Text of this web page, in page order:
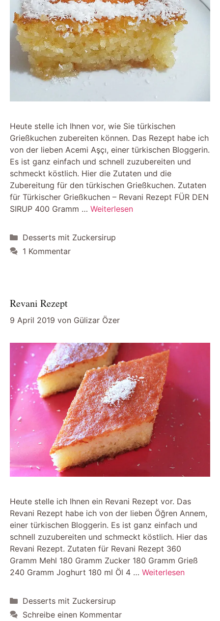
Heute stelle ich Ihnen vor, wie Sie türkischen
Grießkuchen zubereiten können. Das Rezept habe ich
von der lieben Acemi Aşçı, einer türkischen Bloggerin.
Es ist ganz einfach und schnell zuzubereiten und
schmeckt köstlich. Hier die Zutaten und die
Zubereitung für den türkischen Grießkuchen. Zutaten
für Türkischer Grießkuchen – Revani Rezept FÜR DEN
SIRUP 400 Gramm … Weiterlesen
Kategorien
Desserts mit Zuckersirup
1 Kommentar
Revani Rezept
9 April 2019 von Gülizar Özer
Heute stelle ich Ihnen ein Revani Rezept vor. Das
Revani Rezept habe ich von der lieben Öğren Annem,
einer türkischen Bloggerin. Es ist ganz einfach und
schnell zuzubereiten und schmeckt köstlich. Hier das
Revani Rezept. Zutaten für Revani Rezept 360
Gramm Mehl 180 Gramm Zucker 180 Gramm Grieß
240 Gramm Joghurt 180 ml Öl 4 … Weiterlesen
Kategorien
Desserts mit Zuckersirup
Schreibe einen Kommentar